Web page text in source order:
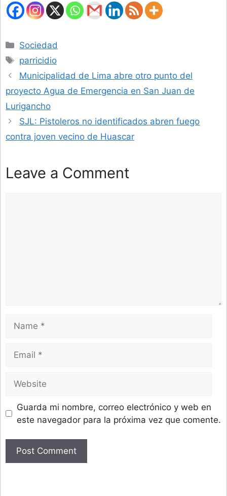
Categories
Sociedad
Tags
parricidio
Municipalidad de Lima abre otro punto del
proyecto Agua de Emergencia en San Juan de
Lurigancho
SJL: Pistoleros no identificados abren fuego
contra joven vecino de Huascar
Leave a Comment
Guarda mi nombre, correo electrónico y web en
este navegador para la próxima vez que comente.